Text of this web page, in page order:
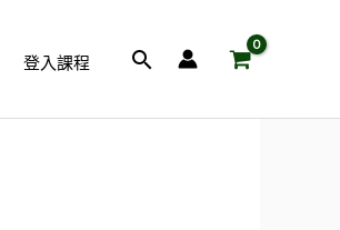
登入課程
搜